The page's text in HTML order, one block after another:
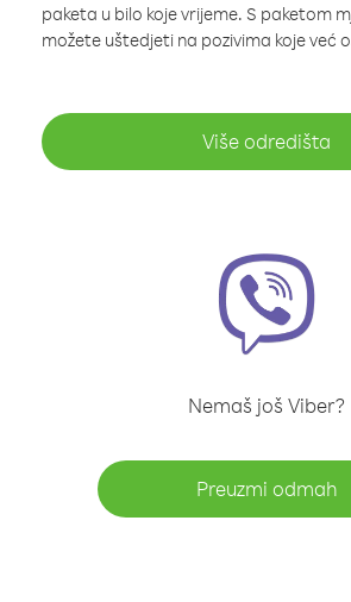
paketa u bilo koje vrijeme. S paketom
možete uštedjeti na pozivima koje već
Više odredišta
Nemaš još Viber?
Preuzmi odmah